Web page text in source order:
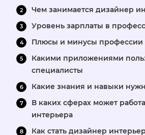
Чем занимается дизайнер
Уровень зарплаты в
Плюсы и минусы профессии
Какими приложениями
специалисты
Какие знания и навыки
В каких сферах может
интерьера
Как стать дизайнер